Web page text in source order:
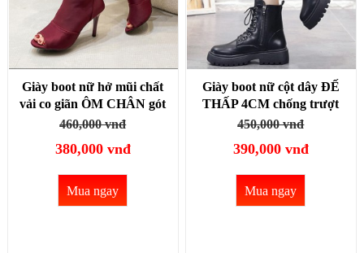
Giày boot nữ hở mũi chất
vải co giãn ÔM CHÂN gót
nhọn cao 9.5CM màu đỏ
460,000 vnđ
380,000 vnđ
Mua ngay
Giày boot nữ cột dây ĐẾ
THẤP 4CM chống trượt
cho style TRẺ TRUNG-
450,000 vnđ
390,000 vnđ
Mua ngay